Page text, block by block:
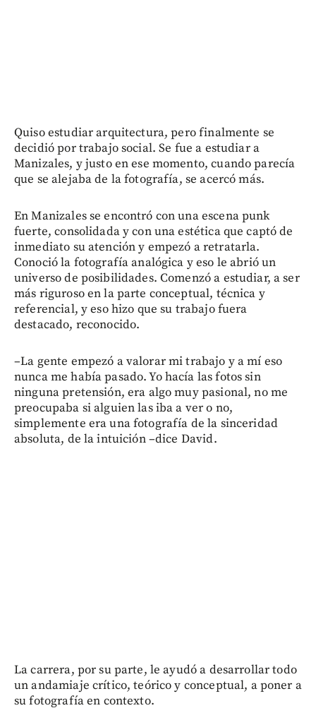
Quiso estudiar arquitectura, pero finalmente se
decidió por trabajo social. Se fue a estudiar a
Manizales, y justo en ese momento, cuando parecía
que se alejaba de la fotografía, se acercó más.
En Manizales se encontró con una escena punk
fuerte, consolidada y con una estética que captó de
inmediato su atención y empezó a retratarla.
Conoció la fotografía analógica y eso le abrió un
universo de posibilidades. Comenzó a estudiar, a ser
más riguroso en la parte conceptual, técnica y
referencial, y eso hizo que su trabajo fuera
destacado, reconocido.
–La gente empezó a valorar mi trabajo y a mí eso
nunca me había pasado. Yo hacía las fotos sin
ninguna pretensión, era algo muy pasional, no me
preocupaba si alguien las iba a ver o no,
simplemente era una fotografía de la sinceridad
absoluta, de la intuición –dice David.
La carrera, por su parte, le ayudó a desarrollar todo
un andamiaje crítico, teórico y conceptual, a poner a
su fotografía en contexto.